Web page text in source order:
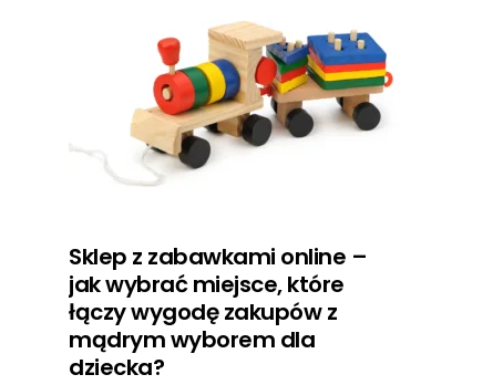
Sklep z zabawkami online –
jak wybrać miejsce, które
łączy wygodę zakupów z
mądrym wyborem dla
dziecka?